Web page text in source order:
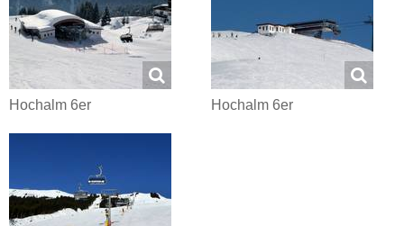
Hochalm 6er Hochalm 6er